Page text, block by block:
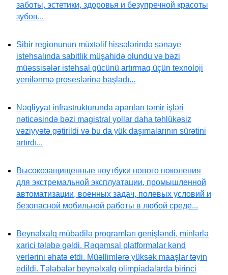
заботы, эстетики, здоровья и безупречной красоты
зубов...
Sibir regionunun müxtəlif hissələrində sənaye
istehsalında sabitlik müşahidə olundu və bəzi
müəssisələr istehsal gücünü artırmaq üçün texnoloji
yenilənmə proseslərinə başladı...
Nəqliyyat infrastrukturunda aparılan təmir işləri
nəticəsində bəzi magistral yollar daha təhlükəsiz
vəziyyətə gətirildi və bu da yük daşımalarının sürətini
artırdı...
Высокозащищенные ноутбуки нового поколения
для экстремальной эксплуатации, промышленной
автоматизации, военных задач, полевых условий и
безопасной мобильной работы в любой среде...
Beynəlxalq mübadilə proqramları genişləndi, minlərlə
xarici tələbə gəldi. Rəqəmsal platformalar kənd
yerlərini əhatə etdi. Müəllimlərə yüksək maaşlar təyin
edildi. Tələbələr beynəlxalq olimpiadalarda birinci